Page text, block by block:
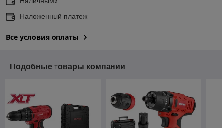
Наложенный платеж
Все условия оплаты
Подобные товары компании